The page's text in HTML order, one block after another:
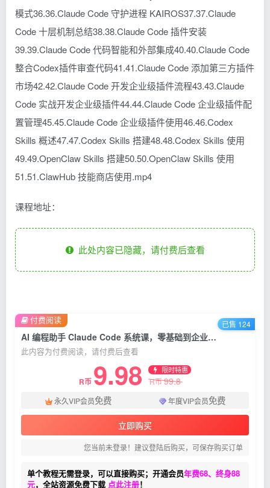
模式36.36.Claude Code 守护进程 KAIROS37.37.Claude
Code 十层机制总结38.38.Claude Code 插件安装
39.39.Claude Code 代码智能和外部集成40.40.Claude Code
整合Codex插件审查代码41.41.Claude Code 添加第三方插件
市场42.42.Claude Code 开发企业级插件流程43.43.Claude
Code 实战开发企业级插件44.44.Claude Code 企业级插件配
置管理45.45.Claude Code 企业级插件使用46.46.Codex
Skills 概述47.47.Codex Skills 搭建48.48.Codex Skills 使用
49.49.OpenClaw Skills 搭建50.50.OpenClaw Skills 使用
51.51.ClawHub 技能商店使用.mp4
课程地址：
此处内容已隐藏，请付费后查看
AI 编程助手 Claude Code 系统课，零基础到企业实战，Skill 搭建插件开发全流程教学
此内容为付费阅读，请付费后查看
R币 9.98 限时特惠
R币99.8
永久VIP会员免费 年度VIP会员免费
立即购买
您当前未登录！建议登陆后购买，可保存购买订单
单个教程无需登录，可以直接购买；开通会员年费68、终身88
元，全站资源免费下载 点此注册！
付费阅读 已售 124